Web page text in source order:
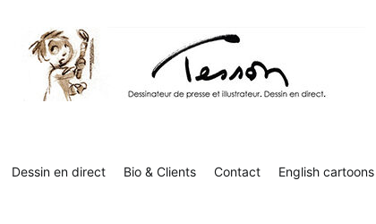
Dessin en direct Bio & Clients Contact English cartoons